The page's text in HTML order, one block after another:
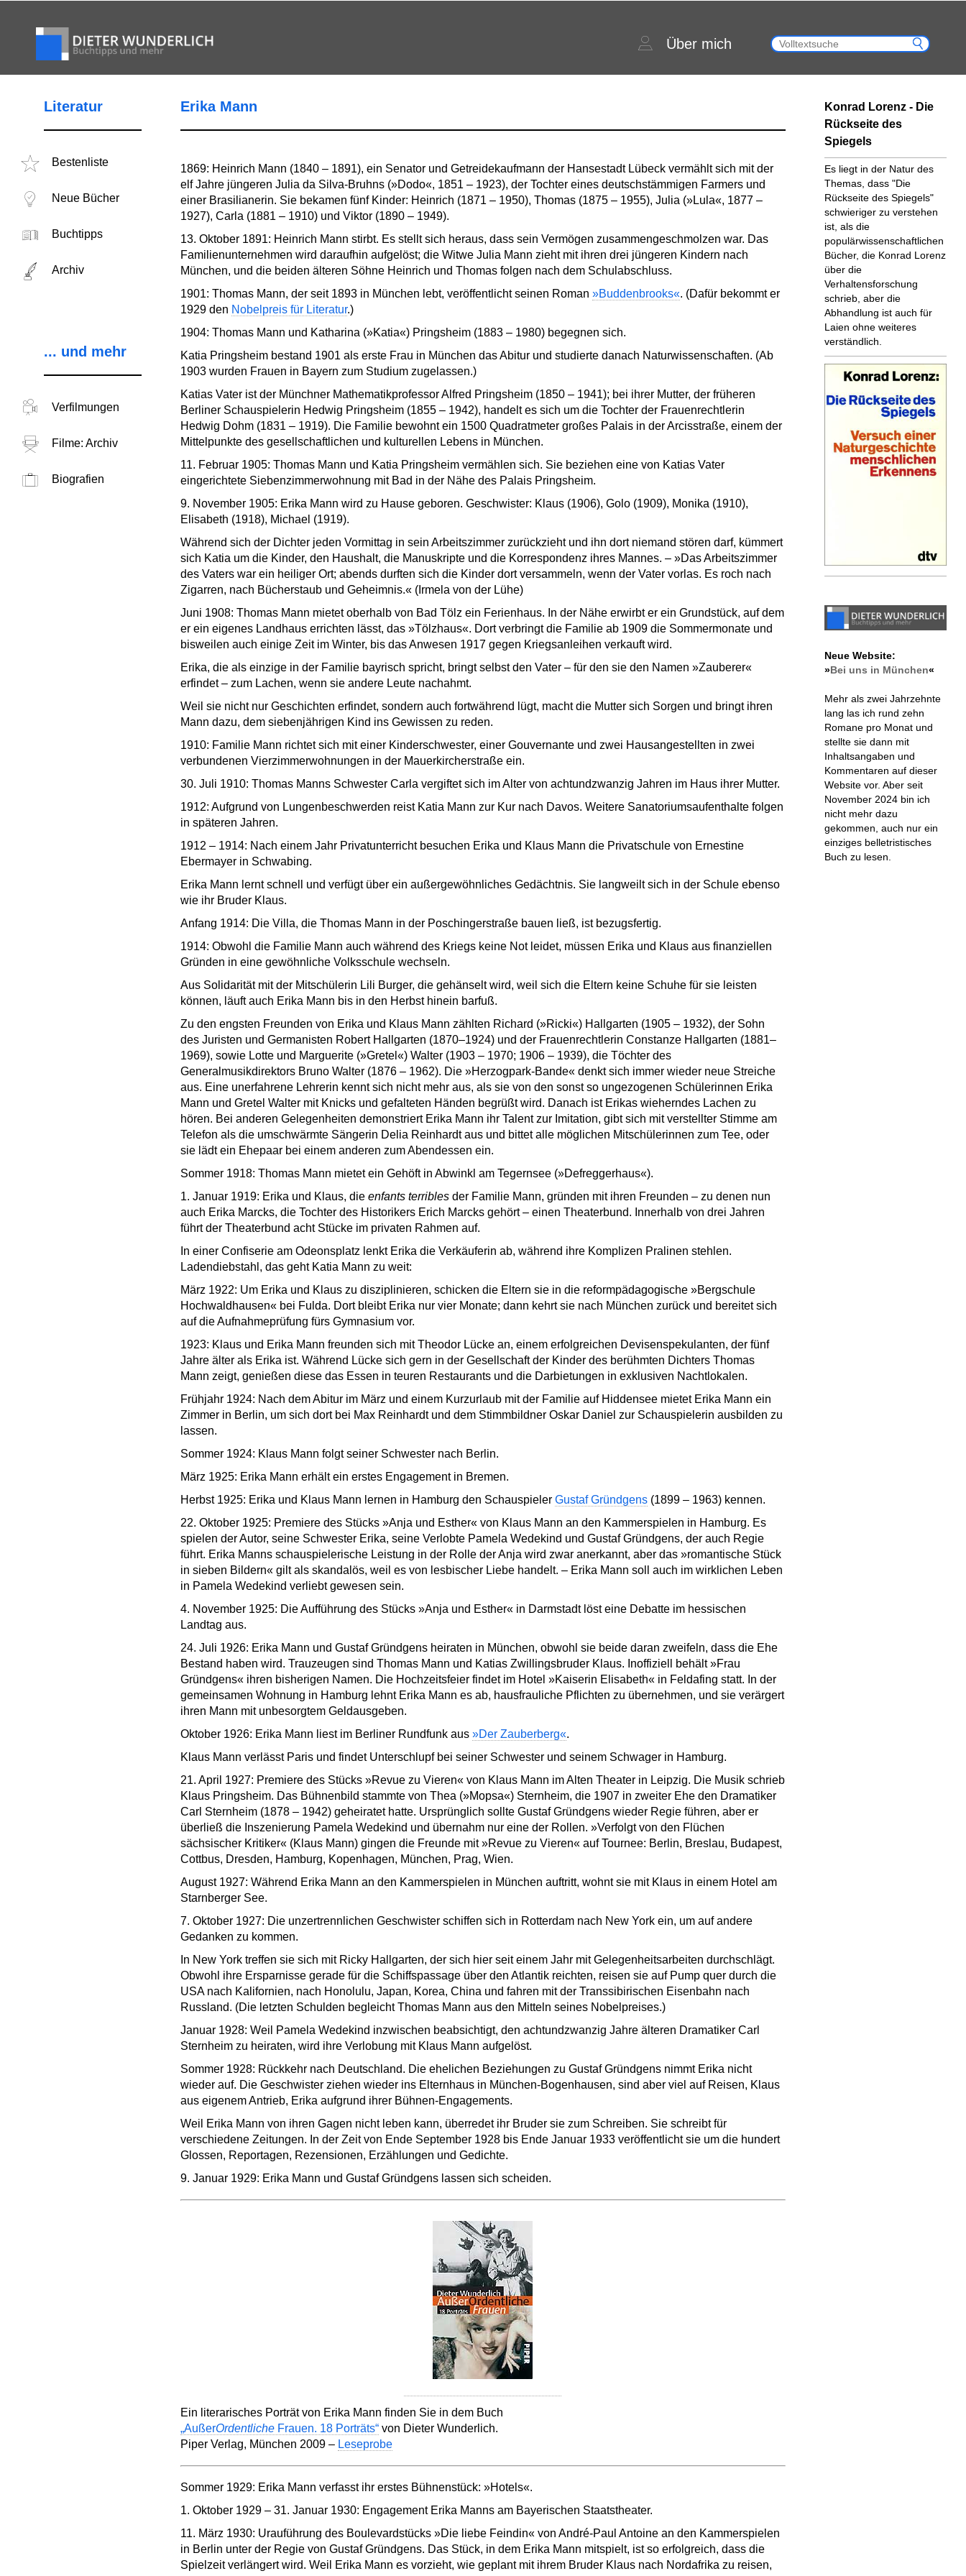
Über mich
Literatur
Bestenliste
Neue Bücher
Buchtipps
Archiv
... und mehr
Verfilmungen
Filme: Archiv
Biografien
Erika Mann
1869: Heinrich Mann (1840 – 1891), ein Senator und Getreidekaufmann der Hansestadt Lübeck vermählt sich mit der
elf Jahre jüngeren Julia da Silva-Bruhns (»Dodo«, 1851 – 1923), der Tochter eines deutschstämmigen Farmers und
einer Brasilianerin. Sie bekamen fünf Kinder: Heinrich (1871 – 1950), Thomas (1875 – 1955), Julia (»Lula«, 1877 –
1927), Carla (1881 – 1910) und Viktor (1890 – 1949).
13. Oktober 1891: Heinrich Mann stirbt. Es stellt sich heraus, dass sein Vermögen zusammengeschmolzen war. Das
Familienunternehmen wird daraufhin aufgelöst; die Witwe Julia Mann zieht mit ihren drei jüngeren Kindern nach
München, und die beiden älteren Söhne Heinrich und Thomas folgen nach dem Schulabschluss.
1901: Thomas Mann, der seit 1893 in München lebt, veröffentlicht seinen Roman »Buddenbrooks«. (Dafür bekommt er
1929 den Nobelpreis für Literatur.)
1904: Thomas Mann und Katharina (»Katia«) Pringsheim (1883 – 1980) begegnen sich.
Katia Pringsheim bestand 1901 als erste Frau in München das Abitur und studierte danach Naturwissenschaften. (Ab
1903 wurden Frauen in Bayern zum Studium zugelassen.)
Katias Vater ist der Münchner Mathematikprofessor Alfred Pringsheim (1850 – 1941); bei ihrer Mutter, der früheren
Berliner Schauspielerin Hedwig Pringsheim (1855 – 1942), handelt es sich um die Tochter der Frauenrechtlerin
Hedwig Dohm (1831 – 1919). Die Familie bewohnt ein 1500 Quadratmeter großes Palais in der Arcisstraße, einem der
Mittelpunkte des gesellschaftlichen und kulturellen Lebens in München.
11. Februar 1905: Thomas Mann und Katia Pringsheim vermählen sich. Sie beziehen eine von Katias Vater
eingerichtete Siebenzimmerwohnung mit Bad in der Nähe des Palais Pringsheim.
9. November 1905: Erika Mann wird zu Hause geboren. Geschwister: Klaus (1906), Golo (1909), Monika (1910),
Elisabeth (1918), Michael (1919).
Während sich der Dichter jeden Vormittag in sein Arbeitszimmer zurückzieht und ihn dort niemand stören darf, kümmert
sich Katia um die Kinder, den Haushalt, die Manuskripte und die Korrespondenz ihres Mannes. – »Das Arbeitszimmer
des Vaters war ein heiliger Ort; abends durften sich die Kinder dort versammeln, wenn der Vater vorlas. Es roch nach
Zigarren, nach Bücherstaub und Geheimnis.« (Irmela von der Lühe)
Juni 1908: Thomas Mann mietet oberhalb von Bad Tölz ein Ferienhaus. In der Nähe erwirbt er ein Grundstück, auf dem
er ein eigenes Landhaus errichten lässt, das »Tölzhaus«. Dort verbringt die Familie ab 1909 die Sommermonate und
bisweilen auch einige Zeit im Winter, bis das Anwesen 1917 gegen Kriegsanleihen verkauft wird.
Erika, die als einzige in der Familie bayrisch spricht, bringt selbst den Vater – für den sie den Namen »Zauberer«
erfindet – zum Lachen, wenn sie andere Leute nachahmt.
Weil sie nicht nur Geschichten erfindet, sondern auch fortwährend lügt, macht die Mutter sich Sorgen und bringt ihren
Mann dazu, dem siebenjährigen Kind ins Gewissen zu reden.
1910: Familie Mann richtet sich mit einer Kinderschwester, einer Gouvernante und zwei Hausangestellten in zwei
verbundenen Vierzimmerwohnungen in der Mauerkircherstraße ein.
30. Juli 1910: Thomas Manns Schwester Carla vergiftet sich im Alter von achtundzwanzig Jahren im Haus ihrer Mutter.
1912: Aufgrund von Lungenbeschwerden reist Katia Mann zur Kur nach Davos. Weitere Sanatoriumsaufenthalte folgen
in späteren Jahren.
1912 – 1914: Nach einem Jahr Privatunterricht besuchen Erika und Klaus Mann die Privatschule von Ernestine
Ebermayer in Schwabing.
Erika Mann lernt schnell und verfügt über ein außergewöhnliches Gedächtnis. Sie langweilt sich in der Schule ebenso
wie ihr Bruder Klaus.
Anfang 1914: Die Villa, die Thomas Mann in der Poschingerstraße bauen ließ, ist bezugsfertig.
1914: Obwohl die Familie Mann auch während des Kriegs keine Not leidet, müssen Erika und Klaus aus finanziellen
Gründen in eine gewöhnliche Volksschule wechseln.
Aus Solidarität mit der Mitschülerin Lili Burger, die gehänselt wird, weil sich die Eltern keine Schuhe für sie leisten
können, läuft auch Erika Mann bis in den Herbst hinein barfuß.
Zu den engsten Freunden von Erika und Klaus Mann zählten Richard (»Ricki«) Hallgarten (1905 – 1932), der Sohn
des Juristen und Germanisten Robert Hallgarten (1870–1924) und der Frauenrechtlerin Constanze Hallgarten (1881–
1969), sowie Lotte und Marguerite (»Gretel«) Walter (1903 – 1970; 1906 – 1939), die Töchter des
Generalmusikdirektors Bruno Walter (1876 – 1962). Die »Herzogpark-Bande« denkt sich immer wieder neue Streiche
aus. Eine unerfahrene Lehrerin kennt sich nicht mehr aus, als sie von den sonst so ungezogenen Schülerinnen Erika
Mann und Gretel Walter mit Knicks und gefalteten Händen begrüßt wird. Danach ist Erikas wieherndes Lachen zu
hören. Bei anderen Gelegenheiten demonstriert Erika Mann ihr Talent zur Imitation, gibt sich mit verstellter Stimme am
Telefon als die umschwärmte Sängerin Delia Reinhardt aus und bittet alle möglichen Mitschülerinnen zum Tee, oder
sie lädt ein Ehepaar bei einem anderen zum Abendessen ein.
Sommer 1918: Thomas Mann mietet ein Gehöft in Abwinkl am Tegernsee (»Defreggerhaus«).
1. Januar 1919: Erika und Klaus, die enfants terriblesder Familie Mann, gründen mit ihren Freunden – zu denen nun
auch Erika Marcks, die Tochter des Historikers Erich Marcks gehört – einen Theaterbund. Innerhalb von drei Jahren
führt der Theaterbund acht Stücke im privaten Rahmen auf.
In einer Confiserie am Odeonsplatz lenkt Erika die Verkäuferin ab, während ihre Komplizen Pralinen stehlen.
Ladendiebstahl, das geht Katia Mann zu weit:
März 1922: Um Erika und Klaus zu disziplinieren, schicken die Eltern sie in die reformpädagogische »Bergschule
Hochwaldhausen« bei Fulda. Dort bleibt Erika nur vier Monate; dann kehrt sie nach München zurück und bereitet sich
auf die Aufnahmeprüfung fürs Gymnasium vor.
1923: Klaus und Erika Mann freunden sich mit Theodor Lücke an, einem erfolgreichen Devisenspekulanten, der fünf
Jahre älter als Erika ist. Während Lücke sich gern in der Gesellschaft der Kinder des berühmten Dichters Thomas
Mann zeigt, genießen diese das Essen in teuren Restaurants und die Darbietungen in exklusiven Nachtlokalen.
Frühjahr 1924: Nach dem Abitur im März und einem Kurzurlaub mit der Familie auf Hiddensee mietet Erika Mann ein
Zimmer in Berlin, um sich dort bei Max Reinhardt und dem Stimmbildner Oskar Daniel zur Schauspielerin ausbilden zu
lassen.
Sommer 1924: Klaus Mann folgt seiner Schwester nach Berlin.
März 1925: Erika Mann erhält ein erstes Engagement in Bremen.
Herbst 1925: Erika und Klaus Mann lernen in Hamburg den Schauspieler Gustaf Gründgens(1899 – 1963) kennen.
22. Oktober 1925: Premiere des Stücks »Anja und Esther« von Klaus Mann an den Kammerspielen in Hamburg. Es
spielen der Autor, seine Schwester Erika, seine Verlobte Pamela Wedekind und Gustaf Gründgens, der auch Regie
führt. Erika Manns schauspielerische Leistung in der Rolle der Anja wird zwar anerkannt, aber das »romantische Stück
in sieben Bildern« gilt als skandalös, weil es von lesbischer Liebe handelt. – Erika Mann soll auch im wirklichen Leben
in Pamela Wedekind verliebt gewesen sein.
4. November 1925: Die Aufführung des Stücks »Anja und Esther« in Darmstadt löst eine Debatte im hessischen
Landtag aus.
24. Juli 1926: Erika Mann und Gustaf Gründgens heiraten in München, obwohl sie beide daran zweifeln, dass die Ehe
Bestand haben wird. Trauzeugen sind Thomas Mann und Katias Zwillingsbruder Klaus. Inoffiziell behält »Frau
Gründgens« ihren bisherigen Namen. Die Hochzeitsfeier findet im Hotel »Kaiserin Elisabeth« in Feldafing statt. In der
gemeinsamen Wohnung in Hamburg lehnt Erika Mann es ab, hausfrauliche Pflichten zu übernehmen, und sie verärgert
ihren Mann mit unbesorgtem Geldausgeben.
Oktober 1926: Erika Mann liest im Berliner Rundfunk aus »Der Zauberberg«.
Klaus Mann verlässt Paris und findet Unterschlupf bei seiner Schwester und seinem Schwager in Hamburg.
21. April 1927: Premiere des Stücks »Revue zu Vieren« von Klaus Mann im Alten Theater in Leipzig. Die Musik schrieb
Klaus Pringsheim. Das Bühnenbild stammte von Thea (»Mopsa«) Sternheim, die 1907 in zweiter Ehe den Dramatiker
Carl Sternheim (1878 – 1942) geheiratet hatte. Ursprünglich sollte Gustaf Gründgens wieder Regie führen, aber er
überließ die Inszenierung Pamela Wedekind und übernahm nur eine der Rollen. »Verfolgt von den Flüchen
sächsischer Kritiker« (Klaus Mann) gingen die Freunde mit »Revue zu Vieren« auf Tournee: Berlin, Breslau, Budapest,
Cottbus, Dresden, Hamburg, Kopenhagen, München, Prag, Wien.
August 1927: Während Erika Mann an den Kammerspielen in München auftritt, wohnt sie mit Klaus in einem Hotel am
Starnberger See.
7. Oktober 1927: Die unzertrennlichen Geschwister schiffen sich in Rotterdam nach New York ein, um auf andere
Gedanken zu kommen.
In New York treffen sie sich mit Ricky Hallgarten, der sich hier seit einem Jahr mit Gelegenheitsarbeiten durchschlägt.
Obwohl ihre Ersparnisse gerade für die Schiffspassage über den Atlantik reichten, reisen sie auf Pump quer durch die
USA nach Kalifornien, nach Honolulu, Japan, Korea, China und fahren mit der Transsibirischen Eisenbahn nach
Russland. (Die letzten Schulden begleicht Thomas Mann aus den Mitteln seines Nobelpreises.)
Januar 1928: Weil Pamela Wedekind inzwischen beabsichtigt, den achtundzwanzig Jahre älteren Dramatiker Carl
Sternheim zu heiraten, wird ihre Verlobung mit Klaus Mann aufgelöst.
Sommer 1928: Rückkehr nach Deutschland. Die ehelichen Beziehungen zu Gustaf Gründgens nimmt Erika nicht
wieder auf. Die Geschwister ziehen wieder ins Elternhaus in München-Bogenhausen, sind aber viel auf Reisen, Klaus
aus eigenem Antrieb, Erika aufgrund ihrer Bühnen-Engagements.
Weil Erika Mann von ihren Gagen nicht leben kann, überredet ihr Bruder sie zum Schreiben. Sie schreibt für
verschiedene Zeitungen. In der Zeit von Ende September 1928 bis Ende Januar 1933 veröffentlicht sie um die hundert
Glossen, Reportagen, Rezensionen, Erzählungen und Gedichte.
9. Januar 1929: Erika Mann und Gustaf Gründgens lassen sich scheiden.
Ein literarisches Porträt von Erika Mann finden Sie in dem Buch
„AußerOrdentlicheFrauen. 18 Porträts“von Dieter Wunderlich.
Piper Verlag, München 2009 – Leseprobe
Sommer 1929: Erika Mann verfasst ihr erstes Bühnenstück: »Hotels«.
1. Oktober 1929 – 31. Januar 1930: Engagement Erika Manns am Bayerischen Staatstheater.
11. März 1930: Urauführung des Boulevardstücks »Die liebe Feindin« von André-Paul Antoine an den Kammerspielen
in Berlin unter der Regie von Gustaf Gründgens. Das Stück, in dem Erika Mann mitspielt, ist so erfolgreich, dass die
Spielzeit verlängert wird. Weil Erika Mann es vorzieht, wie geplant mit ihrem Bruder Klaus nach Nordafrika zu reisen,
Konrad Lorenz - Die
Rückseite des
Spiegels
Es liegt in der Natur des
Themas, dass "Die
Rückseite des Spiegels"
schwieriger zu verstehen
ist, als die
populärwissenschaftlichen
Bücher, die Konrad Lorenz
über die
Verhaltensforschung
schrieb, aber die
Abhandlung ist auch für
Laien ohne weiteres
verständlich.
Neue Website:
»Bei uns in München«
Mehr als zwei Jahrzehnte
lang las ich rund zehn
Romane pro Monat und
stellte sie dann mit
Inhaltsangaben und
Kommentaren auf dieser
Website vor. Aber seit
November 2024 bin ich
nicht mehr dazu
gekommen, auch nur ein
einziges belletristisches
Buch zu lesen.